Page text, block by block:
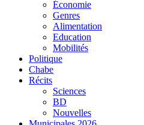
Économie
Genres
Alimentation
Education
Mobilités
Politique
Chabe
Récits
Sciences
BD
Nouvelles